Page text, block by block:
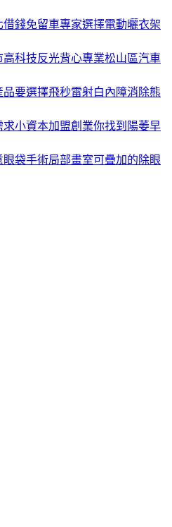
錢免留車專家選擇電動曬衣架
科技反光背心專業松山區汽車
要選擇飛秒雷射白內障消除熊
小資本加盟創業你找到陽萎早
袋手術局部畫室可疊加的除眼